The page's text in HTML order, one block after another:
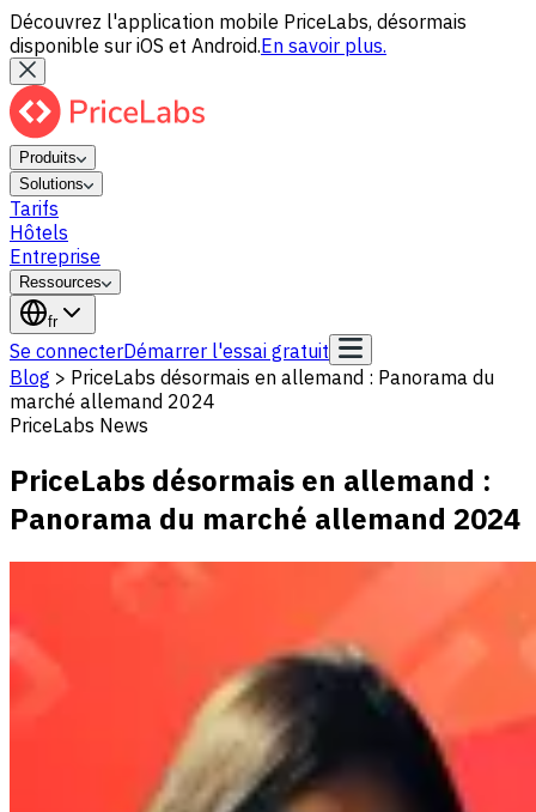
Découvrez l'application mobile PriceLabs, désormais
disponible sur iOS et Android.En savoir plus.
Produits
Solutions
Tarifs
Hôtels
Entreprise
Ressources
fr
Se connecterDémarrer l'essai gratuit
Blog > PriceLabs désormais en allemand : Panorama du
marché allemand 2024
PriceLabs News
PriceLabs désormais en allemand :
Panorama du marché allemand 2024